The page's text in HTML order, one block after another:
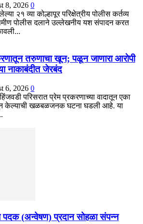
8, 2026 0
२१ व्या कोल्हापूर परिक्षेत्रीय पोलीस कर्तव्य
पोलीस दलाने उल्लेखनीय यश संपादन करत
तरुणाचा खून; पळून जाणारा आरोपी
नाकाबंदीत जेरबंद
6, 2026 0
परिसरात प्रेम प्रकरणाच्या वादातून एका
केल्याची खळबळजनक घटना घडली आहे. या
पदक (अन्वेषण) प्रदान सोहळा संपन्न